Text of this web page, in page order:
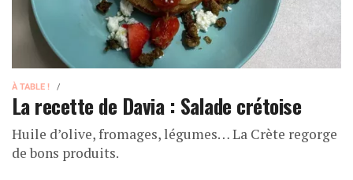
À TABLE !
La recette de Davia : Salade crétoise
Huile d’olive, fromages, légumes… La Crète regorge
de bons produits.